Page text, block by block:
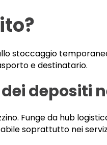
stoccaggio
e destinatario.
depositi
Funge da hub
soprattutto nei